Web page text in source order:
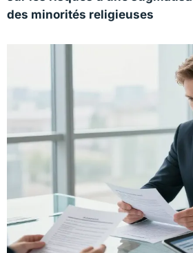
des minorités religieuses